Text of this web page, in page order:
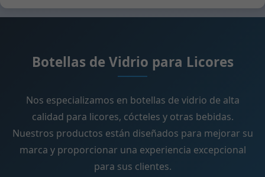
Botellas de Vidrio para Licores
Nos especializamos en botellas de vidrio de alta
calidad para licores, cócteles y otras bebidas.
Nuestros productos están diseñados para mejorar su
marca y proporcionar una experiencia excepcional
para sus clientes.